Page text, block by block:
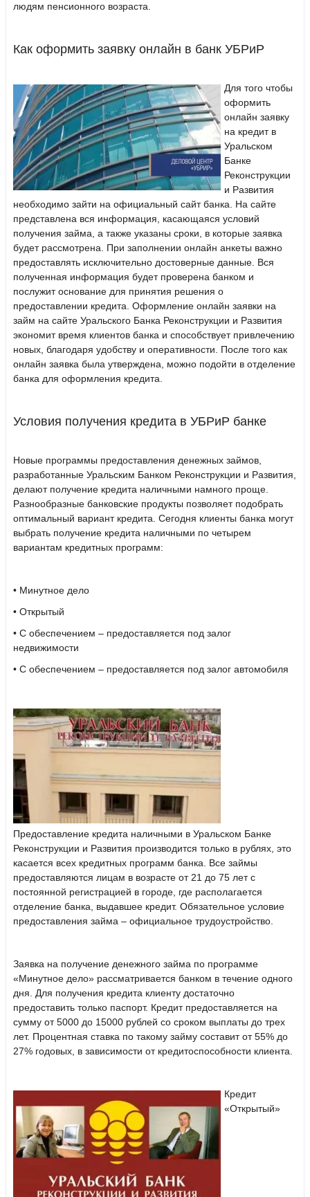
людям пенсионного возраста.
Как оформить заявку онлайн в банк УБРиР
Для того чтобы
оформить
онлайн заявку
на кредит в
Уральском
Банке
Реконструкции
и Развития
необходимо зайти на официальный сайт банка. На сайте
представлена вся информация, касающаяся условий
получения займа, а также указаны сроки, в которые заявка
будет рассмотрена. При заполнении онлайн анкеты важно
предоставлять исключительно достоверные данные. Вся
полученная информация будет проверена банком и
послужит основание для принятия решения о
предоставлении кредита. Оформление онлайн заявки на
займ на сайте Уральского Банка Реконструкции и Развития
экономит время клиентов банка и способствует привлечению
новых, благодаря удобству и оперативности. После того как
онлайн заявка была утверждена, можно подойти в отделение
банка для оформления кредита.
Условия получения кредита в УБРиР банке
Новые программы предоставления денежных займов,
разработанные Уральским Банком Реконструкции и Развития,
делают получение кредита наличными намного проще.
Разнообразные банковские продукты позволяет подобрать
оптимальный вариант кредита. Сегодня клиенты банка могут
выбрать получение кредита наличными по четырем
вариантам кредитных программ:
• Минутное дело
• Открытый
• С обеспечением – предоставляется под залог
недвижимости
• С обеспечением – предоставляется под залог автомобиля
Предоставление кредита наличными в Уральском Банке
Реконструкции и Развития производится только в рублях, это
касается всех кредитных программ банка. Все займы
предоставляются лицам в возрасте от 21 до 75 лет с
постоянной регистрацией в городе, где располагается
отделение банка, выдавшее кредит. Обязательное условие
предоставления займа – официальное трудоустройство.
Заявка на получение денежного займа по программе
«Минутное дело» рассматривается банком в течение одного
дня. Для получения кредита клиенту достаточно
предоставить только паспорт. Кредит предоставляется на
сумму от 5000 до 15000 рублей со сроком выплаты до трех
лет. Процентная ставка по такому займу составит от 55% до
27% годовых, в зависимости от кредитоспособности клиента.
Кредит
«Открытый»